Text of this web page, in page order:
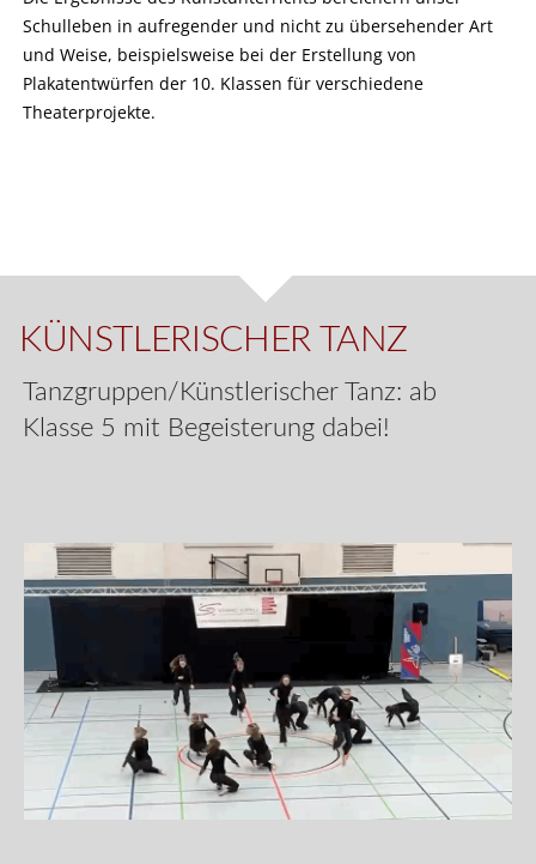
Schulleben in aufregender und nicht zu übersehender Art
und Weise, beispielsweise bei der Erstellung von
Plakatentwürfen der 10. Klassen für verschiedene
Theaterprojekte.
KÜNSTLERISCHER TANZ
Tanzgruppen/Künstlerischer Tanz: ab
Klasse 5 mit Begeisterung dabei!